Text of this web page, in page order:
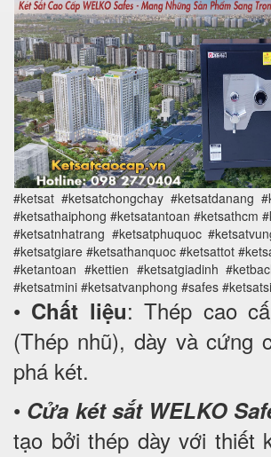
#ketsat #ketsatchongchay #ketsatdanang
#ketsathaiphong #ketsatantoan #ketsathcm
#ketsatnhatrang #ketsatphuquoc
#ketsatgiare #ketsathanquoc #ketsattot
#ketantoan #kettien #ketsatgiadinh
#ketsatmini #ketsatvanphong #safes
• Chất liệu: Thép cao
(Thép nhũ), dày và cứng
phá két.
• Cửa két sắt WELKO
tạo bởi thép dày với thiết